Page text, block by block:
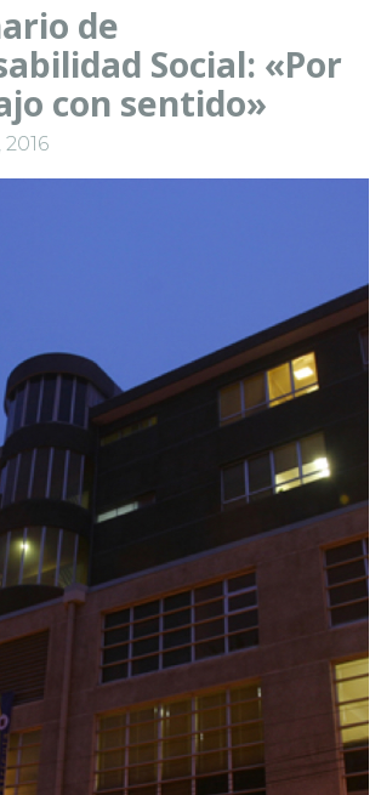
de
Social: «Por
con sentido»